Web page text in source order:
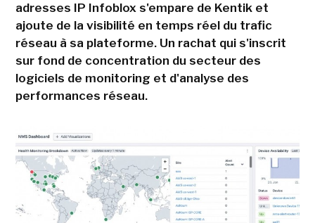
adresses IP Infoblox s'empare de Kentik et
ajoute de la visibilité en temps réel du trafic
réseau à sa plateforme. Un rachat qui s'inscrit
sur fond de concentration du secteur des
logiciels de monitoring et d'analyse des
performances réseau.